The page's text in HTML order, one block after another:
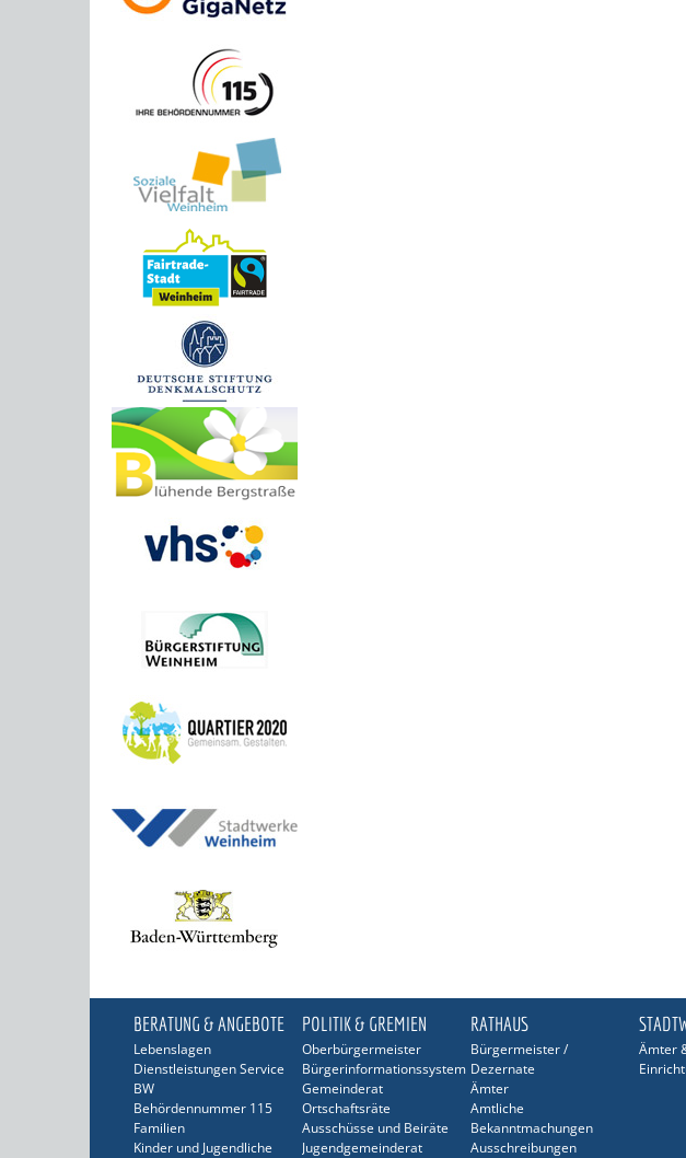
BERATUNG & ANGEBOTE
Lebenslagen
Dienstleistungen Service
BW
Behördennummer 115
Familien
Kinder und Jugendliche
POLITIK & GREMIEN
Oberbürgermeister
Bürgerinformationssystem
Gemeinderat
Ortschaftsräte
Ausschüsse und Beiräte
Jugendgemeinderat
RATHAUS
Bürgermeister /
Dezernate
Ämter
Amtliche
Bekanntmachungen
Ausschreibungen
Ämter